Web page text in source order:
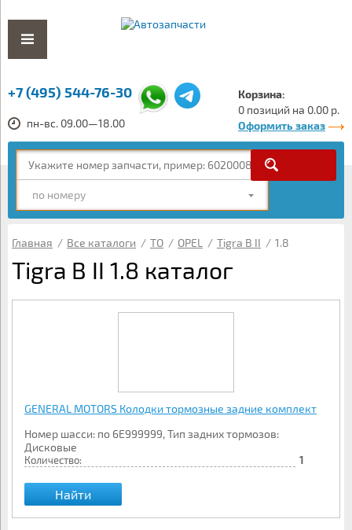
+7 (495) 544-76-30
пн-вс. 09.00—18.00
Корзина:
0 позиций на 0.00 р.
Оформить заказ
по номеру
Главная / Все каталоги / ТО / OPEL / Tigra B II / 1.8
Tigra B II 1.8 каталог
GENERAL MOTORS Колодки тормозные задние комплект
Номер шасси: по 6E999999, Тип задних тормозов:
Дисковые
Количество: 1
Найти